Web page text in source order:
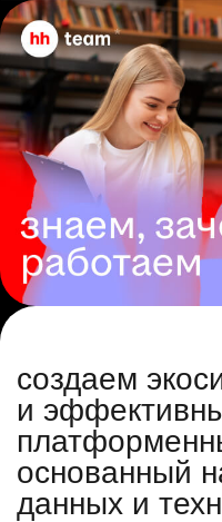
создаем
и
основанный
данных и